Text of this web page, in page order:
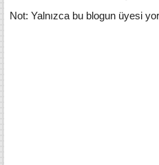
Not: Yalnızca bu blogun üyesi